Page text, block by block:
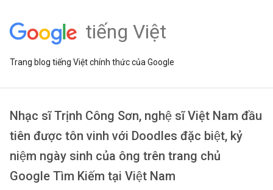
tiếng Việt
Trang blog tiếng Việt chính thức của Google
Nhạc sĩ Trịnh Công Sơn, nghệ sĩ Việt Nam đầu
tiên được tôn vinh với Doodles đặc biệt, kỷ
niệm ngày sinh của ông trên trang chủ
Google Tìm Kiếm tại Việt Nam